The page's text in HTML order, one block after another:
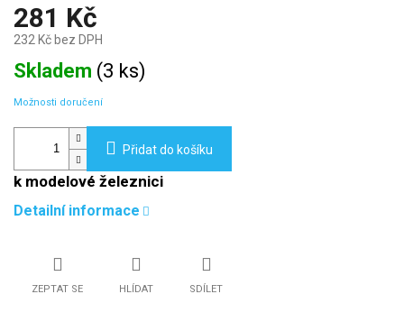
281 Kč
232 Kč bez DPH
Měrná
cena:
Skladem (3 ks)
Možnosti doručení
Přidat do košíku
k modelové železnici
Detailní informace
ZEPTAT SE HLÍDAT SDÍLET